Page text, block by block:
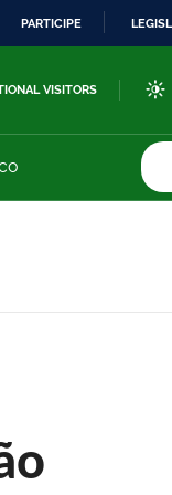
PARTICIPE
VISITORS